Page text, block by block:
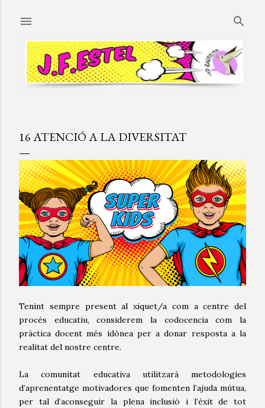
16 ATENCIÓ A LA DIVERSITAT
Tenint sempre present al xiquet/a com a centre del
procés educatiu, considerem la codocencia com la
pràctica docent més idònea per a donar resposta a la
realitat del nostre centre.
La comunitat educativa utilitzarà metodologies
d’aprenentatge motivadores que fomenten l’ajuda mútua,
per tal d’aconseguir la plena inclusió i l’èxit de tot